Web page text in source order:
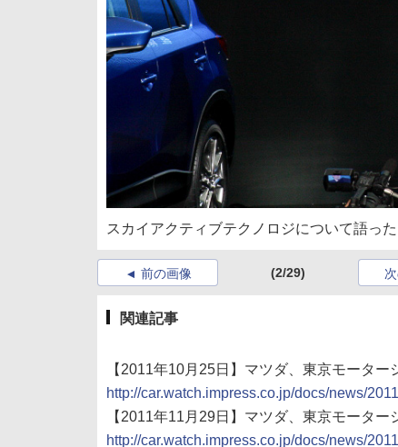
スカイアクティブテクノロジについて語った
前の画像 (2/29)
関連記事
【2011年10月25日】マツダ、東京モータ
http://car.watch.impress.co.jp/docs/news/
【2011年11月29日】マツダ、東京モータ
http://car.watch.impress.co.jp/docs/news/